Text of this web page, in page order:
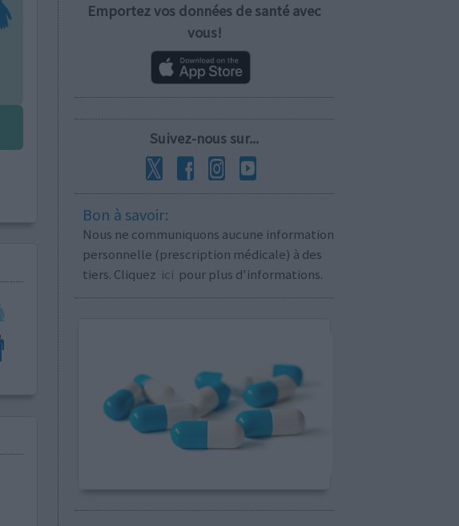
Emportez vos données de santé avec
vous!
Suivez-nous sur...
Bon à savoir:
Nous ne communiquons aucune information
personnelle (prescription médicale) à des
tiers. Cliquez ici pour plus d'informations.